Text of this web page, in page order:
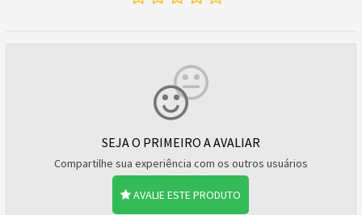
SEJA O PRIMEIRO A AVALIAR
Compartilhe sua experiência com os outros usuários
AVALIE ESTE PRODUTO